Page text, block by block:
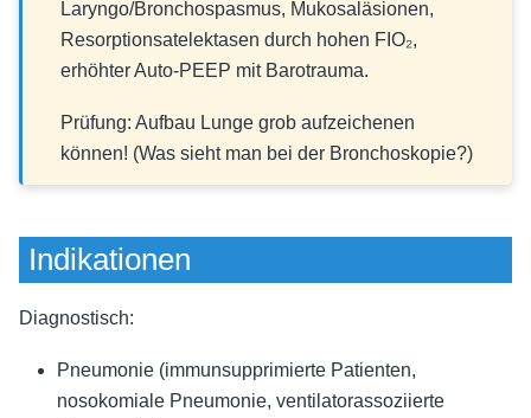
Laryngo/Bronchospasmus, Mukosaläsionen,
Resorptionsatelektasen durch hohen FIO₂,
erhöhter Auto-PEEP mit Barotrauma.
Prüfung: Aufbau Lunge grob aufzeichenen
können! (Was sieht man bei der Bronchoskopie?)
Indikationen
Diagnostisch:
Pneumonie (immunsupprimierte Patienten,
nosokomiale Pneumonie, ventilatorassoziierte